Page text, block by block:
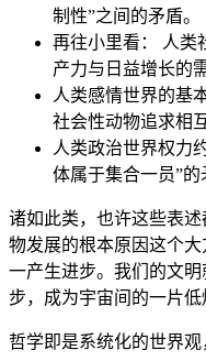
制性”之间的矛盾。
再往小里看： 人类
产力与日益增长的
人类感情世界的基
社会性动物追求相
人类政治世界权力
体属于集合一员”的
诸如此类，也许这些表
物发展的根本原因这个
一产生进步。我们的文
步，成为宇宙间的一片低
哲学即是系统化的世界观